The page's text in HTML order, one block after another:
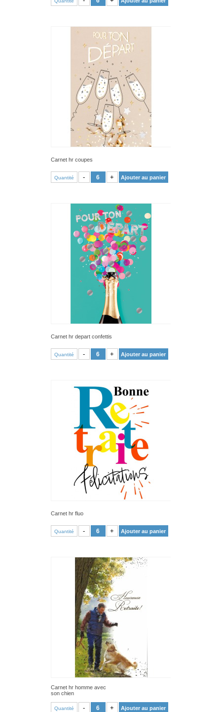
Carnet hr coupes
Quantité - + Ajouter au panier
Carnet hr depart confettis
Quantité - + Ajouter au panier
Carnet hr fluo
Quantité - + Ajouter au panier
Carnet hr homme avec
son chien
Quantité - + Ajouter au panier